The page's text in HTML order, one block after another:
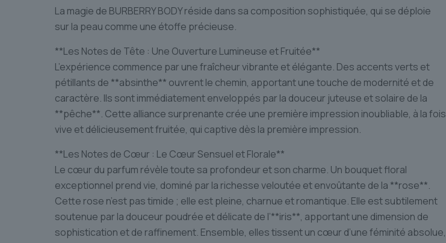
La magie de BURBERRY BODY réside dans sa composition sophistiquée, qui se déploie
sur la peau comme une étoffe précieuse.
**Les Notes de Tête : Une Ouverture Lumineuse et Fruitée**
L’expérience commence par une fraîcheur vibrante et élégante. Des accents verts et
pétillants de **absinthe** ouvrent le chemin, apportant une touche de modernité et de
caractère. Ils sont immédiatement enveloppés par la douceur juteuse et solaire de la
**pêche**. Cette alliance surprenante crée une première impression inoubliable, à la fois
vive et délicieusement fruitée, qui captive dès la première impression.
**Les Notes de Cœur : Le Cœur Sensuel et Florale**
Le cœur du parfum révèle toute sa profondeur et son charme. Un bouquet floral
exceptionnel prend vie, dominé par la richesse veloutée et envoûtante de la **rose**.
Cette rose n’est pas timide ; elle est pleine, charnue et romantique. Elle est subtilement
soutenue par la douceur poudrée et délicate de l’**iris**, apportant une dimension de
sophistication et de raffinement. Ensemble, elles tissent un cœur d’une féminité absolue,